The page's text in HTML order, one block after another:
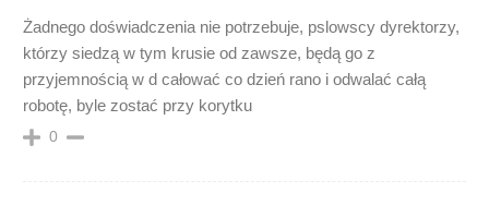
Żadnego doświadczenia nie potrzebuje, pslowscy dyrektorzy,
którzy siedzą w tym krusie od zawsze, będą go z
przyjemnością w d całować co dzień rano i odwalać całą
robotę, byle zostać przy korytku
0